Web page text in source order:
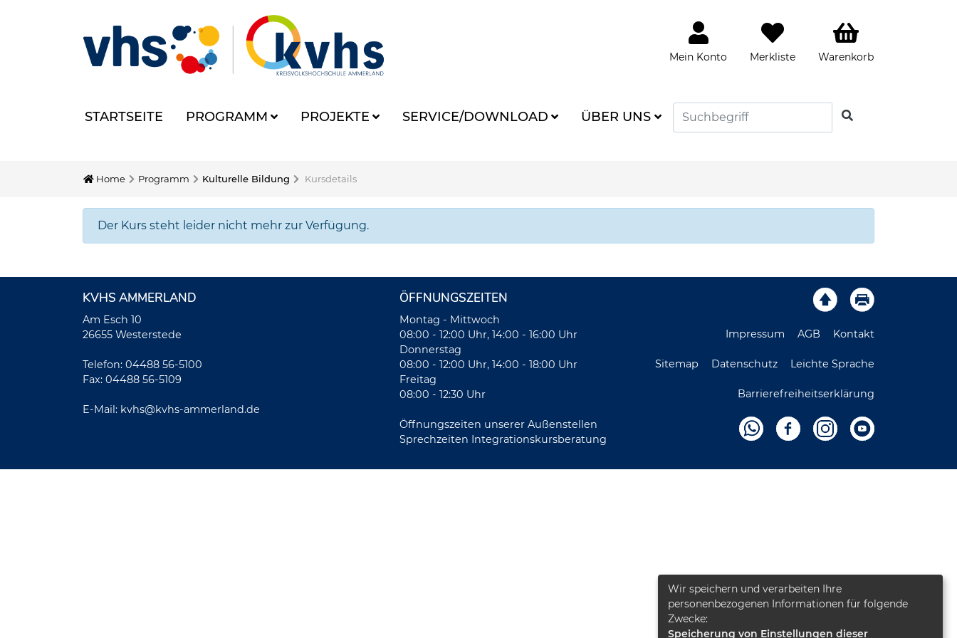
Mein Konto Merkliste Warenkorb
STARTSEITE PROGRAMM PROJEKTE SERVICE/DOWNLOAD ÜBER UNS SUCHEN
Home Programm Kulturelle Bildung Kursdetails
Der Kurs steht leider nicht mehr zur Verfügung.
KVHS AMMERLAND
Am Esch 10
26655 Westerstede
Telefon: 04488 56-5100
Fax: 04488 56-5109
E-Mail: kvhs@kvhs-ammerland.de
ÖFFNUNGSZEITEN
Montag - Mittwoch
08:00 - 12:00 Uhr, 14:00 - 16:00 Uhr
Donnerstag
08:00 - 12:00 Uhr, 14:00 - 18:00 Uhr
Freitag
08:00 - 12:30 Uhr
Öffnungszeiten unserer Außenstellen
Sprechzeiten Integrationskursberatung
Impressum AGB Kontakt
Sitemap Datenschutz Leichte Sprache
Barrierefreiheitserklärung
Wir speichern und verarbeiten Ihre
personenbezogenen Informationen für folgende
Zwecke:
Speicherung von Einstellungen dieser